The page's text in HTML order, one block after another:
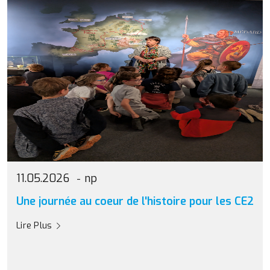
11.05.2026
np
Une journée au coeur de l'histoire pour les CE2
Lire Plus